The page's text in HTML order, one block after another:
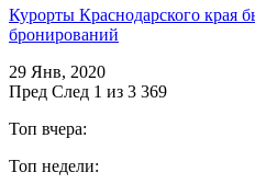
Курорты Краснодарского края
бронирований
29 Янв, 2020
Пред След 1 из 3 369
Топ вчера:
Топ недели: